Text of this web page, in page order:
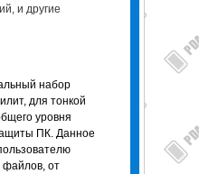
и другие
набор
для тонкой
уровня
ПК. Данное
файлов, от